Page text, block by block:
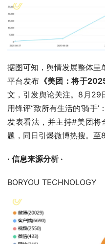
据图可知，舆情发展整体
平台发布 《美团：将于
文，引发舆论关注。8月29
用锋评“致所有生活的‘骑手
发表看法，并主持#美团
题，同日引爆微博热搜。至
· 信息来源分析 ·
BORYOU TECHNOLOGY